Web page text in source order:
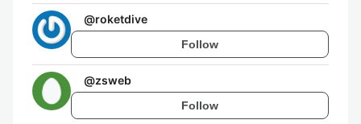
@roketdive
Follow
@zsweb
Follow